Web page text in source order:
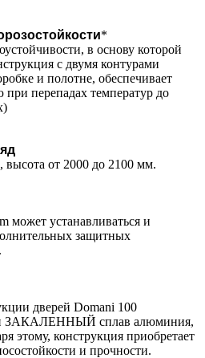
*
в основу которой
с двумя контурами
и полотне, обеспечивает
перепадах температур до
от 2000 до 2100 мм.
может устанавливаться и
защитных
дверей Domani 100
ЗАКАЛЕННЫЙ сплав алюминия,
этому, конструкция приобретает
и прочности.